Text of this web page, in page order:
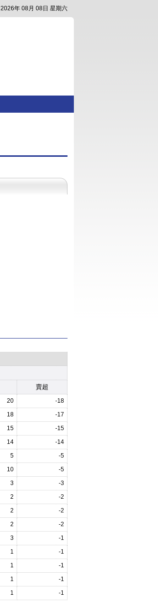
2026年 08月 08日 星期六
賣超
20
-18
18
-17
15
-15
14
-14
5
-5
10
-5
3
-3
2
-2
2
-2
2
-2
3
-1
1
-1
1
-1
1
-1
1
-1